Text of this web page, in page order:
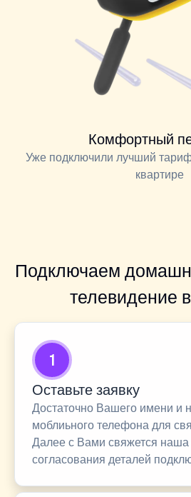
Комфортный
Уже подключили лучший
квартире
Подключаем
телевидение
1
Оставьте заявку
Достаточно Вашего имени и
моблиьного телефона для
Далее с Вами свяжется наша
согласования деталей